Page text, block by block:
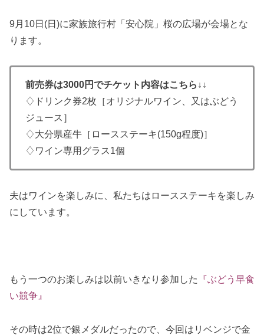
9月10日(日)に家族旅行村「安心院」桜の広場が会場とな
ります。
前売券は3000円でチケット内容はこちら↓↓
♢ドリンク券2枚［オリジナルワイン、又はぶどう
ジュース］
♢大分県産牛［ロースステーキ(150g程度)］
♢ワイン専用グラス1個
夫はワインを楽しみに、私たちはロースステーキを楽しみ
にしています。
もう一つのお楽しみは以前いきなり参加した
『ぶどう早食
い競争』
その時は2位で銀メダルだったので、今回はリベンジで金